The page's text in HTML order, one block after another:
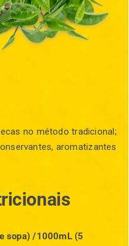
no método tradicional;
aromatizantes
sopa) /1000mL (5